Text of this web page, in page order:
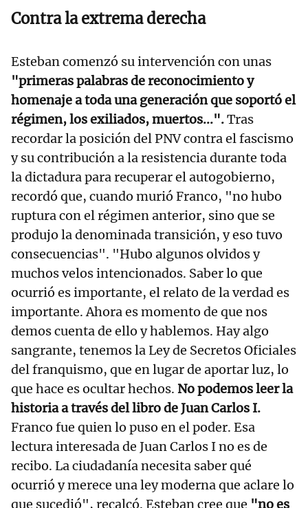
Contra la extrema derecha
Esteban comenzó su intervención con unas
"primeras palabras de reconocimiento y
homenaje a toda una generación que soportó el
régimen, los exiliados, muertos...".Tras
recordar la posición del PNV contra el fascismo
y su contribución a la resistencia durante toda
la dictadura para recuperar el autogobierno,
recordó que, cuando murió Franco, "no hubo
ruptura con el régimen anterior, sino que se
produjo la denominada transición, y eso tuvo
consecuencias". "Hubo algunos olvidos y
muchos velos intencionados. Saber lo que
ocurrió es importante, el relato de la verdad es
importante. Ahora es momento de que nos
demos cuenta de ello y hablemos. Hay algo
sangrante, tenemos la Ley de Secretos Oficiales
del franquismo, que en lugar de aportar luz, lo
que hace es ocultar hechos. No podemos leer la
historia a través del libro de Juan Carlos I.
Franco fue quien lo puso en el poder. Esa
lectura interesada de Juan Carlos I no es de
recibo. La ciudadanía necesita saber qué
ocurrió y merece una ley moderna que aclare lo
que sucedió", recalcó. Esteban cree que "no es